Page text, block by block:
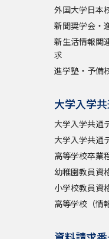
外国大学日本
新聞奨学会・
新生活情報関
求
進学塾・予備
大学入学
大学入学共通
大学入学共通
高等学校卒業
幼稚園教員資
小学校教員資
高等学校（情